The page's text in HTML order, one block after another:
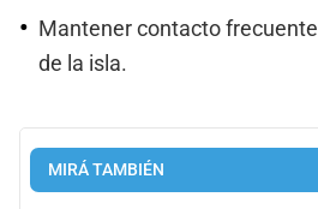
Mantener contacto
de la isla.
MIRÁ TAMBIÉN